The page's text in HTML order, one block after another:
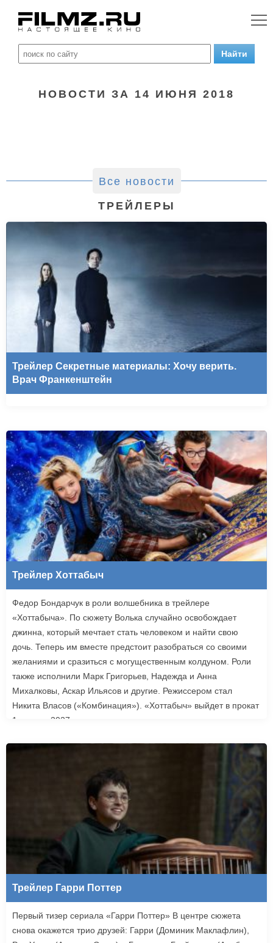
НОВОСТИ ЗА 14 ИЮНЯ 2018
Все новости
ТРЕЙЛЕРЫ
Трейлер Секретные материалы: Хочу верить.
Врач Франкенштейн
Трейлер Хоттабыч
Федор Бондарчук в роли волшебника в трейлере
«Хоттабыча». По сюжету Волька случайно освобождает
джинна, который мечтает стать человеком и найти свою
дочь. Теперь им вместе предстоит разобраться со своими
желаниями и сразиться с могущественным колдуном. Роли
также исполнили Марк Григорьев, Надежда и Анна
Михалковы, Аскар Ильясов и другие. Режиссером стал
Никита Власов («Комбинация»). «Хоттабыч» выйдет в прокат
1 января 2027 года.
Трейлер Гарри Поттер
Первый тизер сериала «Гарри Поттер» В центре сюжета
снова окажется трио друзей: Гарри (Доминик Маклафлин),